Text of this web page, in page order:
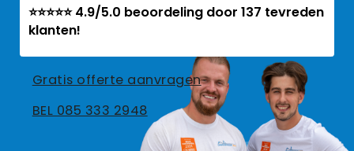
⭐⭐⭐⭐⭐ 4.9/5.0 beoordeling door 137 tevreden
klanten!
Gratis offerte aanvragen
BEL 085 333 2948